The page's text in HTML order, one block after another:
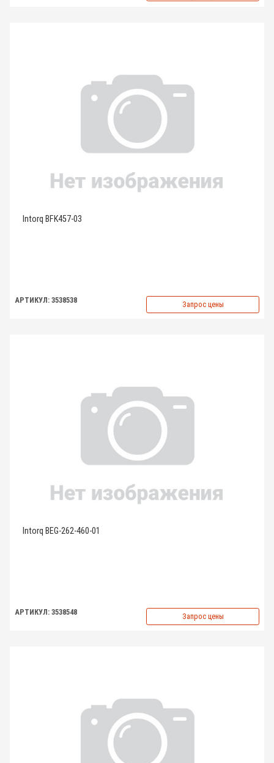
Intorq BFK457-03
АРТИКУЛ: 3538538 Запрос цены
Intorq BEG-262-460-01
АРТИКУЛ: 3538548 Запрос цены